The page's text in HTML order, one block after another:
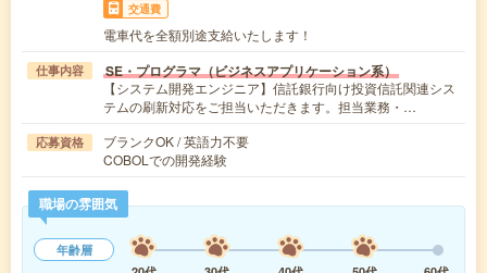
交通費
電車代を全額別途支給いたします！
仕事内容 SE・プログラマ（ビジネスアプリケーション系）
【システム開発エンジニア】信託銀行向け投資信託関連シス
テムの刷新対応をご担当いただきます。担当業務・…
応募資格
ブランクOK / 英語力不要
COBOLでの開発経験
職場の雰囲気
年齢層